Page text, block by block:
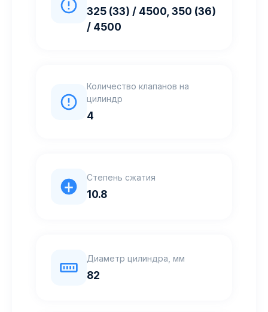
325 (33) / 4500, 350 (36)
/ 4500
Количество клапанов на
цилиндр
4
Степень сжатия
10.8
Диаметр цилиндра, мм
82